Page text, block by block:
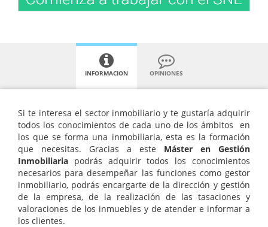
INFORMACION OPINIONES
Si te interesa el sector inmobiliario y te gustaría adquirir
todos los conocimientos de cada uno de los ámbitos en
los que se forma una inmobiliaria, esta es la formación
que necesitas. Gracias a este Máster en Gestión
Inmobiliaria podrás adquirir todos los conocimientos
necesarios para desempeñar las funciones como gestor
inmobiliario, podrás encargarte de la dirección y gestión
de la empresa, de la realización de las tasaciones y
valoraciones de los inmuebles y de atender e informar a
los clientes.